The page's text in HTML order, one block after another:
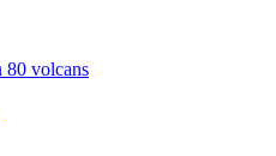
80 volcans